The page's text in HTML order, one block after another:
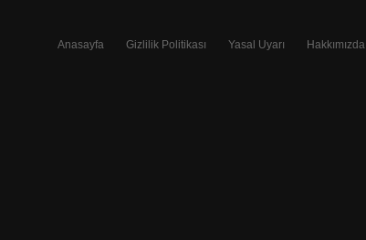
Anasayfa Gizlilik Politikası Yasal Uyarı Hakkımızda